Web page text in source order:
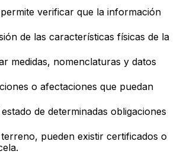
verificar que la información
de las características físicas de la
medidas, nomenclaturas y datos
o afectaciones que puedan
de determinadas obligaciones
pueden existir certificados o